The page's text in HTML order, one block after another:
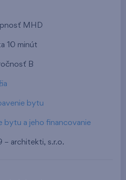
MHD
10 minút
B
bytu
bytu a jeho financovanie
– architekti, s.r.o.